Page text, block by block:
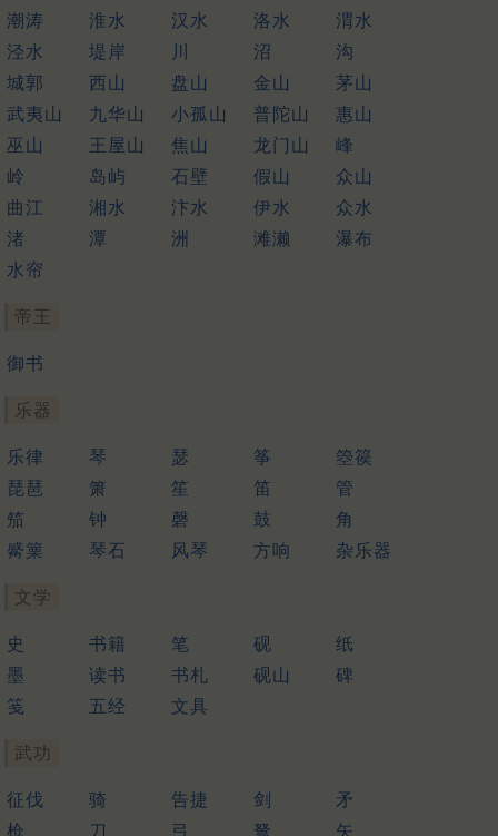
潮涛
淮水 汉水 洛水
渭水
泾水
堤岸 沼
沟
城郭
西山 盘山 金山
茅山
武夷山
九华山 小孤山 普陀山
惠山
巫山
王屋山 焦山 龙门山
峰
岭
岛屿 石壁 假山
众山
曲江
湘水 汴水 伊水
众水
渚
潭 洲 滩濑
瀑布
水帘
帝王
御书
乐器
乐律 琴 瑟 筝
箜篌
琵琶
箫 笙 笛
管
笳
钟 磬 鼓
角
觱篥
琴石 风琴 方响 杂乐器
文学
史 书籍 笔 砚
纸
墨
读书 书札 砚山
碑
笺
五经 文具
武功
征伐 骑 告捷 剑
矛
枪
刀 弓 弩 矢